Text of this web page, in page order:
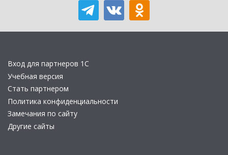
Вход для партнеров 1С
Учебная версия
Стать партнером
Политика конфиденциальности
Замечания по сайту
Другие сайты